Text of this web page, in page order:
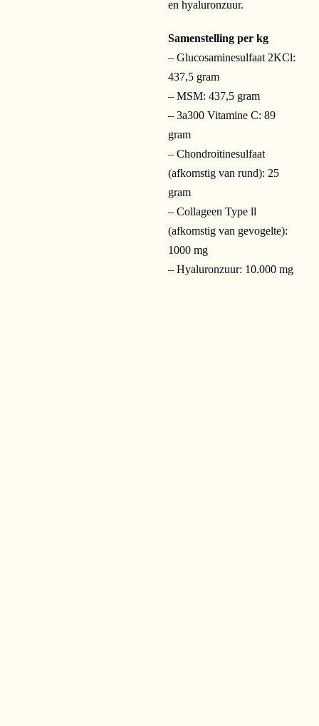
en hyaluronzuur.
Samenstelling per kg
– Glucosaminesulfaat 2KCl:
437,5 gram
– MSM: 437,5 gram
– 3a300 Vitamine C: 89
gram
– Chondroitinesulfaat
(afkomstig van rund): 25
gram
– Collageen Type ll
(afkomstig van gevogelte):
1000 mg
– Hyaluronzuur: 10.000 mg